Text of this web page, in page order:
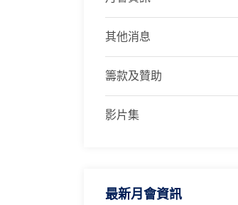
其他消息
籌款及贊助
影片集
最新月會資訊